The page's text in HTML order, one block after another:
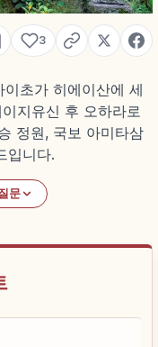
3
초가 히에이산에 세
지유신 후 오하라로
정원, 국보 아미타삼
입니다.
문